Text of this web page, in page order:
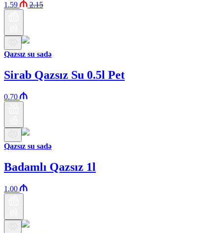
1.59 2.15
Qazsız su sadə
Sirab Qazsız Su 0.5l Pet
0.70
Qazsız su sadə
Badamlı Qazsız 1l
1.00